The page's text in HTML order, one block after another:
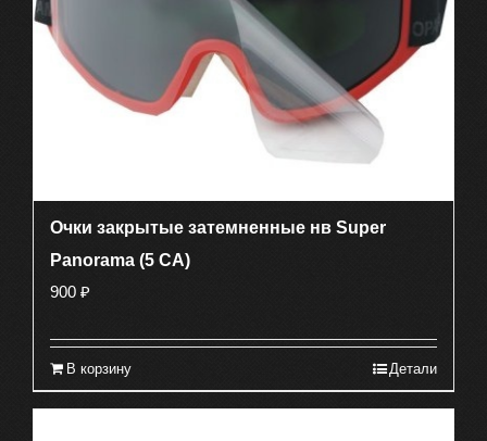
Очки закрытые затемненные нв Super
Panorama (5 CA)
900 ₽
В корзину Детали